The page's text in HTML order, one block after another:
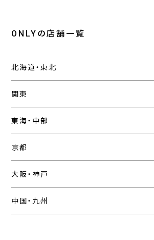
ONLYの店舗一覧
北海道・東北
関東
東海・中部
京都
大阪・神戸
中国・九州